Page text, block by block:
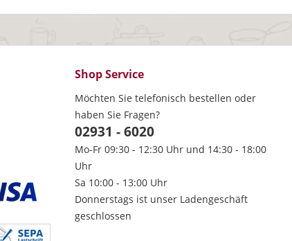
Shop Service
Möchten Sie telefonisch bestellen oder
haben Sie Fragen?
02931 - 6020
Mo-Fr 09:30 - 12:30 Uhr und 14:30 - 18:00
Uhr
Sa 10:00 - 13:00 Uhr
Donnerstags ist unser Ladengeschäft
geschlossen